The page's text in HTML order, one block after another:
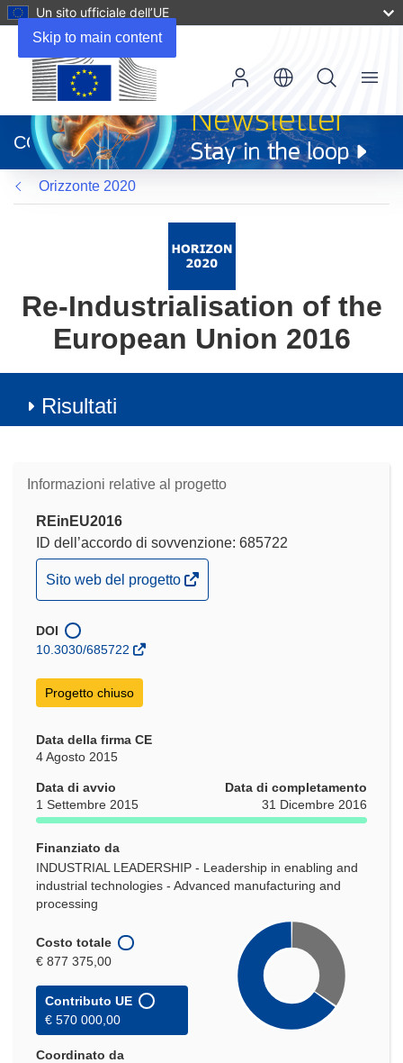
Skip to main content
Un sito ufficiale dell’UE
apre
in
una
nuova
finestra)
CORDIS
Menu
Orizzonte 2020
Re-Industrialisation of the
European Union 2016
Risultati
Informazioni relative al progetto
REinEU2016
ID dell’accordo di sovvenzione: 685722
(si
apre
una
finestra)
Sito web del progetto
DOI
10.3030/685722
Progetto chiuso
Data della firma CE
4 Agosto 2015
Data di avvio
1 Settembre 2015
Data di completamento
31 Dicembre 2016
Finanziato da
INDUSTRIAL LEADERSHIP - Leadership in enabling and
industrial technologies - Advanced manufacturing and
processing
Costo totale
€ 877 375,00
Contributo UE
€ 570 000,00
Coordinato da